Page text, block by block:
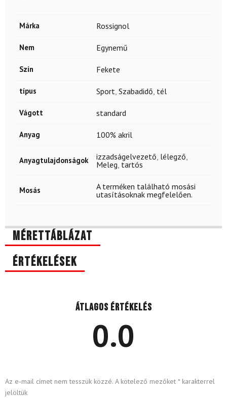
Márka Rossignol
Nem Egynemű
Szín Fekete
típus Sport, Szabadidő, tél
Vágott standard
Anyag 100% akril
Anyagtulajdonságok izzadságelvezető, lélegző,
Meleg, tartós
Mosás
A terméken található mosási
utasításoknak megfelelően.
Mérettáblázat
Értékelések
Átlagos értékelés
0.0
Az e-mail címet nem tesszük közzé. A kötelező mezőket *karakterrel
jelöltük